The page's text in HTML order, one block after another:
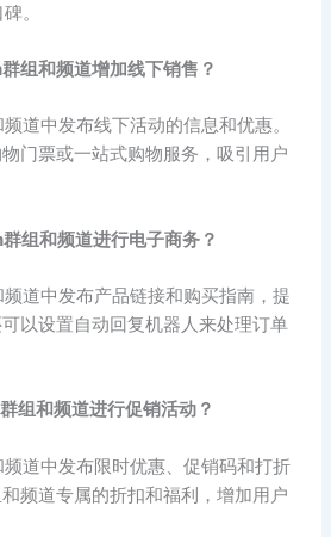
。
组和频道增加线下销售？
道中发布线下活动的信息和优惠。
门票或一站式购物服务，吸引用户
组和频道进行电子商务？
道中发布产品链接和购买指南，提
以设置自动回复机器人来处理订单
组和频道进行促销活动？
道中发布限时优惠、促销码和打折
频道专属的折扣和福利，增加用户